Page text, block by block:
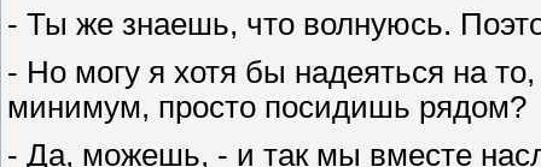
- Ты же знаешь, что волнуюсь.
- Но могу я хотя бы надеяться на
минимум, просто посидишь рядом?
- Да, можешь, - и так мы вместе